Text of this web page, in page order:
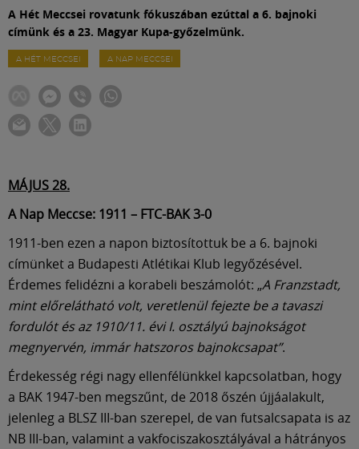
A Hét Meccsei rovatunk fókuszában ezúttal a 6. bajnoki
címünk és a 23. Magyar Kupa-győzelmünk.
A HÉT MECCSEI A NAP MECCSEI
MÁJUS 28.
A Nap Meccse: 1911 – FTC-BAK 3-0
1911-ben ezen a napon biztosítottuk be a 6. bajnoki
címünket a Budapesti Atlétikai Klub legyőzésével.
Érdemes felidézni a korabeli beszámolót: „A Franzstadt,
mint előrelátható volt, veretlenül fejezte be a tavaszi
fordulót és az 1910/11. évi I. osztályú bajnokságot
megnyervén, immár hatszoros bajnokcsapat”.
Érdekesség régi nagy ellenfélünkkel kapcsolatban, hogy
a BAK 1947-ben megszűnt, de 2018 őszén újjáalakult,
jelenleg a BLSZ III-ban szerepel, de van futsalcsapata is az
NB III-ban, valamint a vakfociszakosztályával a hátrányos
Meccscenter
Klub
Shop
Közösség
Múzeum
English